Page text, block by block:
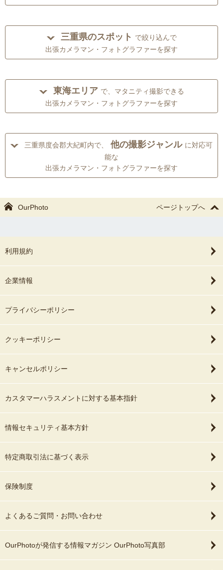
三重県のスポット で絞り込んで
出張カメラマン・フォトグラファーを探す
東海エリア で、マタニティ撮影できる
出張カメラマン・フォトグラファーを探す
三重県度会郡大紀町内で、 他の撮影ジャンル に対応可
能な
出張カメラマン・フォトグラファーを探す
OurPhoto ページトップへ
利用規約
企業情報
プライバシーポリシー
クッキーポリシー
キャンセルポリシー
カスタマーハラスメントに対する基本指針
情報セキュリティ基本方針
特定商取引法に基づく表示
保険制度
よくあるご質問・お問い合わせ
OurPhotoが発信する情報マガジン OurPhoto写真部